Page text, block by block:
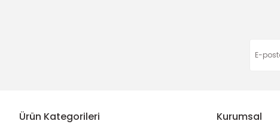
Ürün Kategorileri Kurumsal